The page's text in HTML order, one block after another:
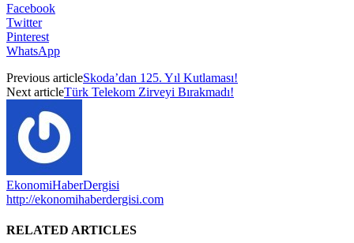
Facebook
Twitter
Pinterest
WhatsApp
Previous articleSkoda’dan 125. Yıl Kutlaması!
Next articleTürk Telekom Zirveyi Bırakmadı!
EkonomiHaberDergisi
http://ekonomihaberdergisi.com
RELATED ARTICLES